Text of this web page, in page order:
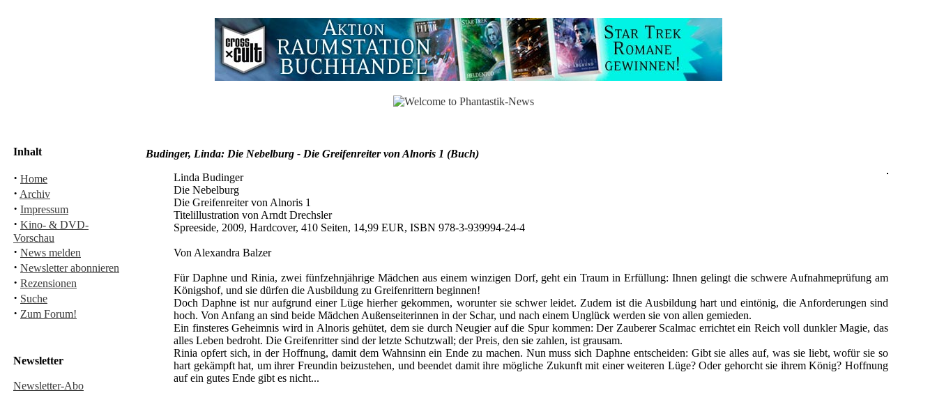
Inhalt
· Home
· Archiv
· Impressum
· Kino- & DVD-
Vorschau
· News melden
· Newsletter abonnieren
· Rezensionen
· Suche
· Zum Forum!
Newsletter
Newsletter-Abo
Budinger, Linda: Die Nebelburg - Die Greifenreiter von Alnoris 1 (Buch)
Linda Budinger
Die Nebelburg
Die Greifenreiter von Alnoris 1
Titelillustration von Arndt Drechsler
Spreeside, 2009, Hardcover, 410 Seiten, 14,99 EUR, ISBN 978-3-939994-24-4
Von Alexandra Balzer
Für Daphne und Rinia, zwei fünfzehnjährige Mädchen aus einem winzigen Dorf, geht ein Traum in Erfüllung: Ihnen gelingt die schwere Aufnahmeprüfung am
Königshof, und sie dürfen die Ausbildung zu Greifenrittern beginnen!
Doch Daphne ist nur aufgrund einer Lüge hierher gekommen, worunter sie schwer leidet. Zudem ist die Ausbildung hart und eintönig, die Anforderungen sind
hoch. Von Anfang an sind beide Mädchen Außenseiterinnen in der Schar, und nach einem Unglück werden sie von allen gemieden.
Ein finsteres Geheimnis wird in Alnoris gehütet, dem sie durch Neugier auf die Spur kommen: Der Zauberer Scalmac errichtet ein Reich voll dunkler Magie, das
alles Leben bedroht. Die Greifenritter sind der letzte Schutzwall; der Preis, den sie zahlen, ist grausam.
Rinia opfert sich, in der Hoffnung, damit dem Wahnsinn ein Ende zu machen. Nun muss sich Daphne entscheiden: Gibt sie alles auf, was sie liebt, wofür sie so
hart gekämpft hat, um ihrer Freundin beizustehen, und beendet damit ihre mögliche Zukunft mit einer weiteren Lüge? Oder gehorcht sie ihrem König? Hoffnung
auf ein gutes Ende gibt es nicht...